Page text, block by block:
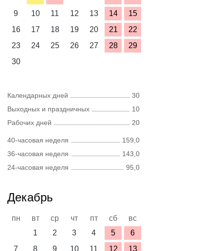
9
10 11 12 13 14
15
16
17 18 19 20 21
22
23
24 25 26 27 28
29
30
Календарных дней
30
Выходных и праздничных
10
Рабочих дней
20
40-часовая неделя
159,0
36-часовая неделя
143,0
24-часовая неделя
95,0
Декабрь
пн вт ср чт пт сб
вс
1
2 3 4 5
6
7
8 9 10 11 12
13